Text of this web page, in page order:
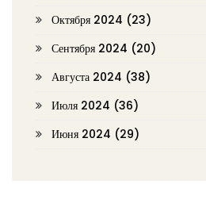
Октября 2024 (23)
Сентября 2024 (20)
Августа 2024 (38)
Июля 2024 (36)
Июня 2024 (29)